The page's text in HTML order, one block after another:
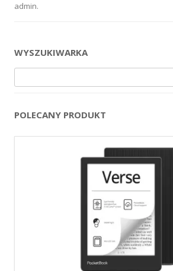
admin.
WYSZUKIWARKA
POLECANY PRODUKT